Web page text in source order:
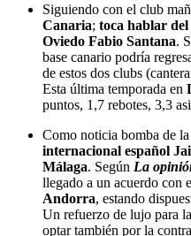
Siguiendo con el club
Canaria; toca hablar
Oviedo Fabio Santana.
base canario podría
de estos dos clubs
Esta última temporada en
puntos, 1,7 rebotes, 3,3
Como noticia bomba de la
internacional español
Málaga. Según La
llegado a un acuerdo con
Andorra, estando
Un refuerzo de lujo para
optar también por la